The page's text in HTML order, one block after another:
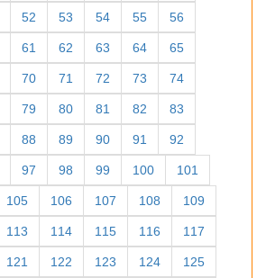
52 53 54 55 56
61 62 63 64 65
70 71 72 73 74
79 80 81 82 83
88 89 90 91 92
97 98 99 100 101
105 106 107 108 109
113 114 115 116 117
121 122 123 124 125